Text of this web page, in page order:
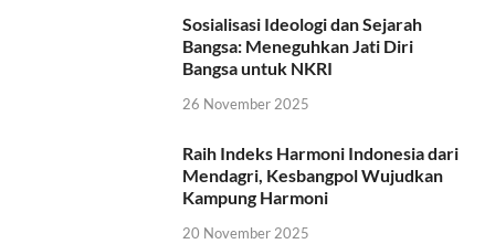
Sosialisasi Ideologi dan Sejarah
Bangsa: Meneguhkan Jati Diri
Bangsa untuk NKRI
26 November 2025
Raih Indeks Harmoni Indonesia dari
Mendagri, Kesbangpol Wujudkan
Kampung Harmoni
20 November 2025